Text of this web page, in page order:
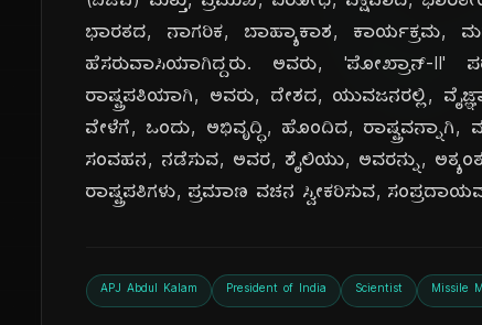
ಭಾರತದ, ನಾಗರಿಕ, ಬಾಹ್ಯಾಕಾಶ, ಕಾರ್ಯಕ್ರಮ,
ಹೆಸರುವಾಸಿಯಾಗಿದ್ದರು. ಅವರು, 'ಪೋಖ್ರಾನ್-II'
ರಾಷ್ಟ್ರಪತಿಯಾಗಿ, ಅವರು, ದೇಶದ, ಯುವಜನರಲ್ಲಿ,
ವೇಳೆಗೆ, ಒಂದು, ಅಭಿವೃದ್ಧಿ, ಹೊಂದಿದ,
ಸಂವಹನ, ನಡೆಸುವ, ಅವರ, ಶೈಲಿಯು, ಅವರನ್ನು,
ರಾಷ್ಟ್ರಪತಿಗಳು, ಪ್ರಮಾಣ ವಚನ ಸ್ವೀಕರಿಸುವ,
APJ Abdul Kalam President of India Scientist Missile